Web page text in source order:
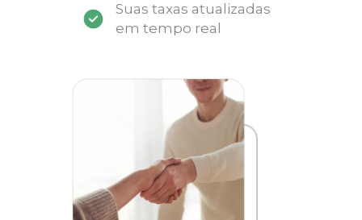
Suas taxas atualizadas
em tempo real